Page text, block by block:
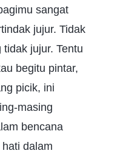
sangat
jujur. Tidak
jujur. Tentu
begitu pintar,
picik, ini
masing
bencana
dalam